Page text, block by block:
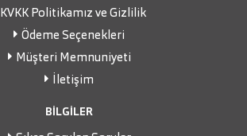
KVKK Politikamız ve Gizlilik
Ödeme Seçenekleri
Müşteri Memnuniyeti
İletişim
BİLGİLER